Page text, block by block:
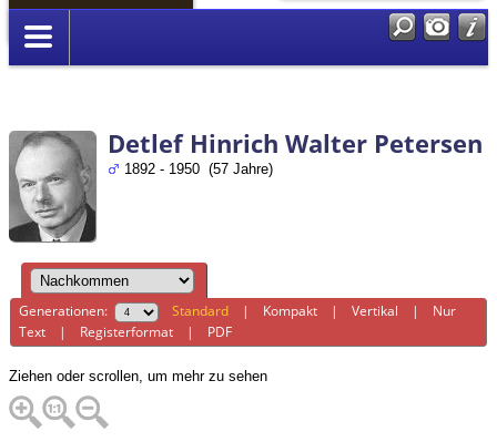
Anmelden
Detlef Hinrich Walter Petersen
1892 - 1950 (57 Jahre)
Generationen: Standard | Kompakt |Vertikal | Nur
Text | Registerformat | PDF
Ziehen oder scrollen, um mehr zu sehen